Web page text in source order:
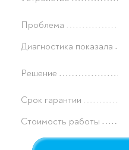
Проблема
Диагностика показала
Решение
Срок гарантии
Стоимость работы